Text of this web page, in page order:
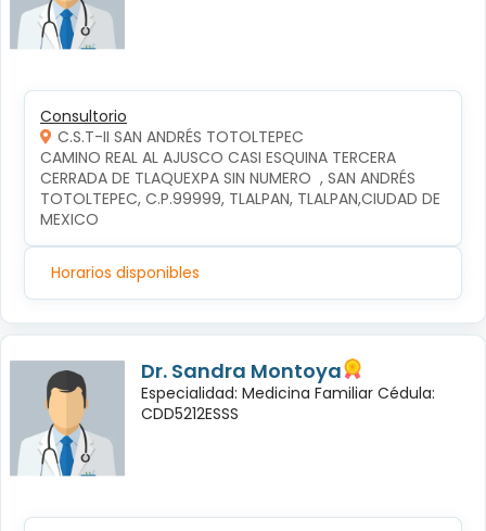
Consultorio
C.S.T-II SAN ANDRÉS TOTOLTEPEC
CAMINO REAL AL AJUSCO CASI ESQUINA TERCERA
CERRADA DE TLAQUEXPA SIN NUMERO  , SAN ANDRÉS
TOTOLTEPEC, C.P.99999, TLALPAN, TLALPAN,CIUDAD DE
MEXICO
Horarios disponibles
Dr. Sandra Montoya
Especialidad: Medicina Familiar Cédula:
CDD5212ESSS